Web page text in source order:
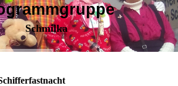
Schmilka